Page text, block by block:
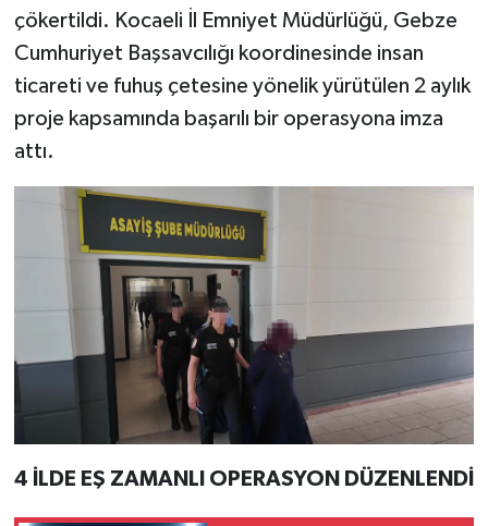
çökertildi. Kocaeli İl Emniyet Müdürlüğü, Gebze
Cumhuriyet Başsavcılığı koordinesinde insan
ticareti ve fuhuş çetesine yönelik yürütülen 2 aylık
proje kapsamında başarılı bir operasyona imza
attı.
4 İLDE EŞ ZAMANLI OPERASYON DÜZENLENDİ